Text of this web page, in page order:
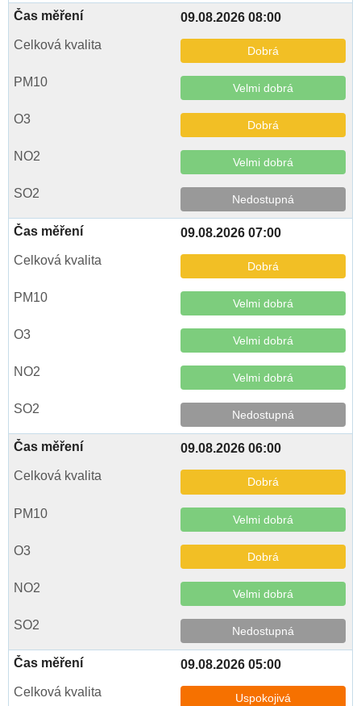
09.08.2026 08:00
Dobrá
Velmi dobrá
Dobrá
Velmi dobrá
Nedostupná
09.08.2026 07:00
Dobrá
Velmi dobrá
Velmi dobrá
Velmi dobrá
Nedostupná
09.08.2026 06:00
Dobrá
Velmi dobrá
Dobrá
Velmi dobrá
Nedostupná
09.08.2026 05:00
Uspokojivá